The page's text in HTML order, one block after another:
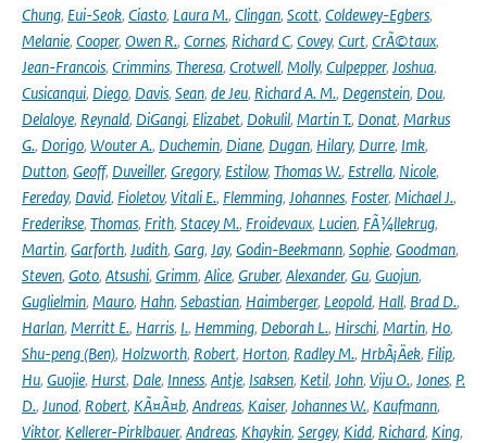
Chung, Eui-Seok, Ciasto, Laura M., Clingan, Scott, Coldewey-Egbers,
Melanie, Cooper, Owen R., Cornes, Richard C, Covey, Curt, CrÃ©taux,
Jean-Francois, Crimmins, Theresa, Crotwell, Molly, Culpepper, Joshua,
Cusicanqui, Diego, Davis, Sean, de Jeu, Richard A. M., Degenstein, Dou,
Delaloye, Reynald, DiGangi, Elizabet, Dokulil, Martin T., Donat, Markus
G., Dorigo, Wouter A., Duchemin, Diane, Dugan, Hilary, Durre, Imk,
Dutton, Geoff, Duveiller, Gregory, Estilow, Thomas W., Estrella, Nicole,
Fereday, David, Fioletov, Vitali E., Flemming, Johannes, Foster, Michael J.,
Frederikse, Thomas, Frith, Stacey M., Froidevaux, Lucien, FÃ¼llekrug,
Martin, Garforth, Judith, Garg, Jay, Godin-Beekmann, Sophie, Goodman,
Steven, Goto, Atsushi, Grimm, Alice, Gruber, Alexander, Gu, Guojun,
Guglielmin, Mauro, Hahn, Sebastian, Haimberger, Leopold, Hall, Brad D.,
Harlan, Merritt E., Harris, I., Hemming, Deborah L., Hirschi, Martin, Ho,
Shu-peng (Ben), Holzworth, Robert, Horton, Radley M., HrbÃ¡Äek, Filip,
Hu, Guojie, Hurst, Dale, Inness, Antje, Isaksen, Ketil, John, Viju O., Jones, P.
D., Junod, Robert, KÃ¤Ã¤b, Andreas, Kaiser, Johannes W., Kaufmann,
Viktor, Kellerer-Pirklbauer, Andreas, Khaykin, Sergey, Kidd, Richard, King,